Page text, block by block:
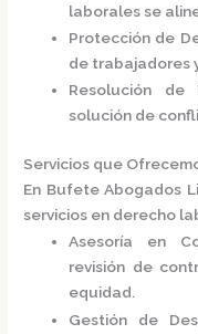
laborales se
Protección de
de trabajadores
Resolución de
solución de
Servicios que
En Bufete Abogados
servicios en derecho
Asesoría en
revisión de
equidad.
Gestión de